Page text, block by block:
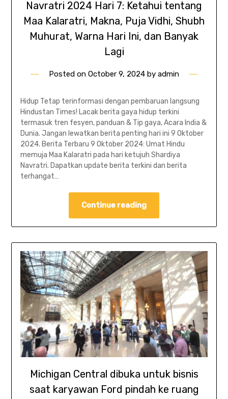
Navratri 2024 Hari 7: Ketahui tentang
Maa Kalaratri, Makna, Puja Vidhi, Shubh
Muhurat, Warna Hari Ini, dan Banyak
Lagi
Posted on October 9, 2024 by admin
Hidup Tetap terinformasi dengan pembaruan langsung
Hindustan Times! Lacak berita gaya hidup terkini
termasuk tren fesyen, panduan & Tip gaya, Acara India &
Dunia. Jangan lewatkan berita penting hari ini 9 Oktober
2024. Berita Terbaru 9 Oktober 2024: Umat ​​Hindu
memuja Maa Kalaratri pada hari ketujuh Shardiya
Navratri. Dapatkan update berita terkini dan berita
terhangat…
Continue reading
Michigan Central dibuka untuk bisnis
saat karyawan Ford pindah ke ruang